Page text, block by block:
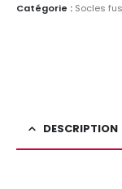
Catégorie : Socles
DESCRIPTION